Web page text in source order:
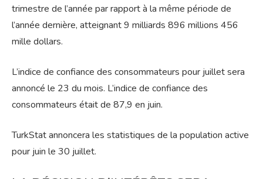
trimestre de l’année par rapport à la même période de
l’année dernière, atteignant 9 milliards 896 millions 456
mille dollars.
L’indice de confiance des consommateurs pour juillet sera
annoncé le 23 du mois. L’indice de confiance des
consommateurs était de 87,9 en juin.
TurkStat annoncera les statistiques de la population active
pour juin le 30 juillet.